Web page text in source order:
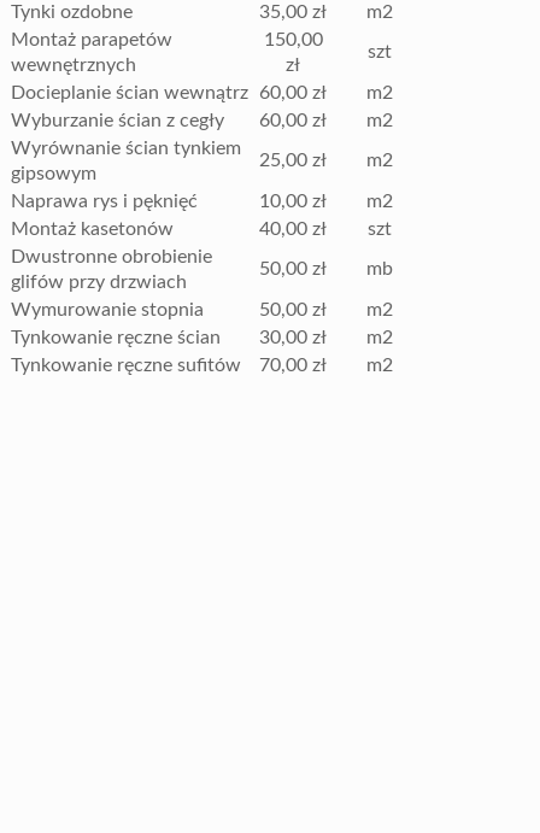
Tynki ozdobne 35,00 zł
m2
Montaż parapetów
wewnętrznych
150,00
zł
szt
Docieplanie ścian wewnątrz 60,00 zł
m2
Wyburzanie ścian z cegły
60,00 zł
m2
Wyrównanie ścian tynkiem
gipsowym
25,00 zł m2
Naprawa rys i pęknięć 10,00 zł
m2
Montaż kasetonów
40,00 zł
szt
Dwustronne obrobienie
glifów przy drzwiach
50,00 zł mb
Wymurowanie stopnia 50,00 zł
m2
Tynkowanie ręczne ścian
30,00 zł
m2
Tynkowanie ręczne sufitów
70,00 zł m2